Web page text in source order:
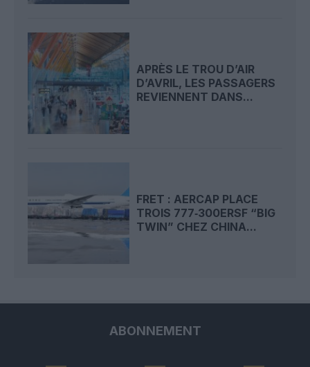
APRÈS LE TROU D’AIR
D’AVRIL, LES PASSAGERS
REVIENNENT DANS...
FRET : AERCAP PLACE
TROIS 777‑300ERSF “BIG
TWIN” CHEZ CHINA...
ABONNEMENT